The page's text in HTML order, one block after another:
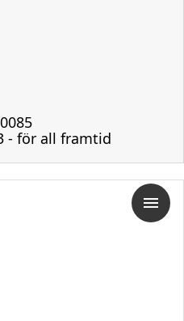
- för all framtid